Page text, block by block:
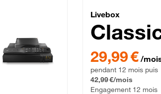
Lite Fibre
Livebox
Livebox
29,99 € par mois
29,99 € /
pendant 12 mois puis
42,99 €/mois
Engagement 12 mois